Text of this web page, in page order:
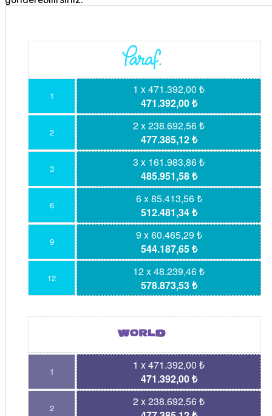
1
1 x 471.392,00 ₺
471.392,00 ₺
2
2 x 238.692,56 ₺
477.385,12 ₺
3
3 x 161.983,86 ₺
485.951,58 ₺
6
6 x 85.413,56 ₺
512.481,34 ₺
9
9 x 60.465,29 ₺
544.187,65 ₺
12
12 x 48.239,46 ₺
578.873,53 ₺
1
1 x 471.392,00 ₺
471.392,00 ₺
2
2 x 238.692,56 ₺